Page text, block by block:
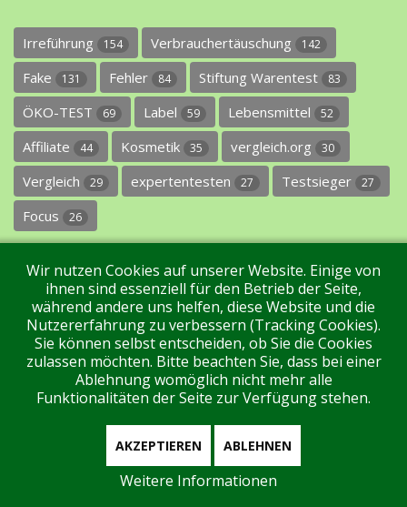
Irreführung 154 Verbrauchertäuschung 142
Fake 131 Fehler 84 Stiftung Warentest 83
ÖKO-TEST 69 Label 59 Lebensmittel 52
Affiliate 44 Kosmetik 35 vergleich.org 30
Vergleich 29 expertentesten 27 Testsieger 27
Focus 26
Impressum Datenschutz Über uns Kontakt
Tags Unterstützen Sie uns! Login
Aktuell sind 160 Gäste und keine Mitglieder online
Wir nutzen Cookies auf unserer Website. Einige von
ihnen sind essenziell für den Betrieb der Seite,
während andere uns helfen, diese Website und die
Nutzererfahrung zu verbessern (Tracking Cookies).
Sie können selbst entscheiden, ob Sie die Cookies
zulassen möchten. Bitte beachten Sie, dass bei einer
Ablehnung womöglich nicht mehr alle
Funktionalitäten der Seite zur Verfügung stehen.
AKZEPTIEREN ABLEHNEN
Weitere Informationen